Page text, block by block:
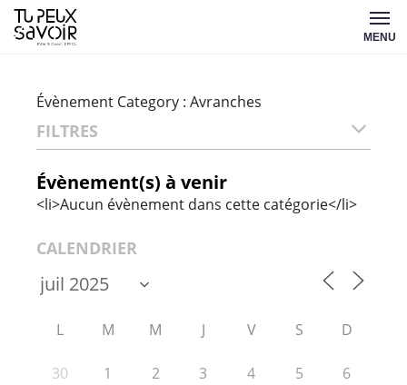
Aller
au
MENU
Évènement Category : Avranches
FILTRES
Évènement(s) à venir
<li>Aucun évènement dans cette catégorie</li>
CALENDRIER
L M M J V S D
30 1 2 3 4 5 6